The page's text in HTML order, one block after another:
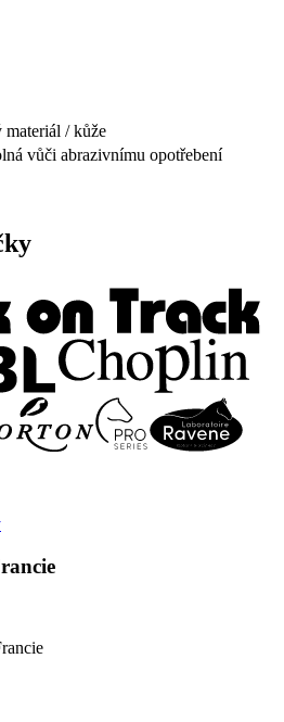
materiál / kůže
vůči abrazivnímu opotřebení